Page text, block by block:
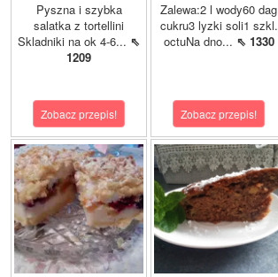
Pyszna i szybka
salatka z tortellini
Skladniki na ok 4-6... ⇖
1209
Zobacz przepis!
Zalewa:2 l wody60 dag
cukru3 lyzki soli1 szkl.
octuNa dno... ⇖ 1330
Zobacz przepis!